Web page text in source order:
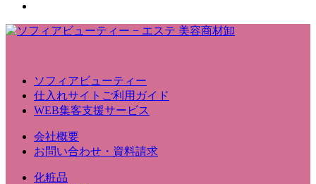
ソフィアビューティー
仕入れサイトご利用ガイド
WEB集客支援サービス
会社概要
お問い合わせ・資料請求
化粧品